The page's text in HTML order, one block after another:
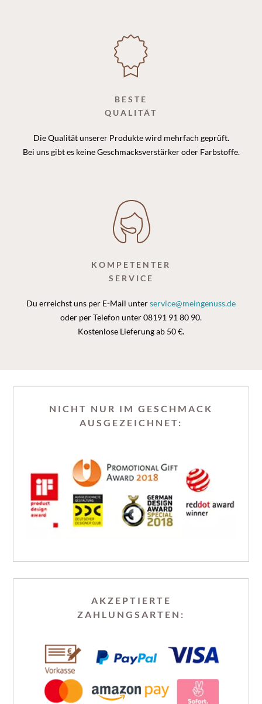
BESTE
QUALITÄT
Die Qualität unserer Produkte wird mehrfach geprüft.
Bei uns gibt es keine Geschmacksverstärker oder Farbstoffe.
KOMPETENTER
SERVICE
Du erreichst uns per E-Mail unterservice@meingenuss.de
oder per Telefon unter 08191 91 80 90.
Kostenlose Lieferung ab 50 €.
NICHT NUR IM GESCHMACK
AUSGEZEICHNET:
AKZEPTIERTE
ZAHLUNGSARTEN: